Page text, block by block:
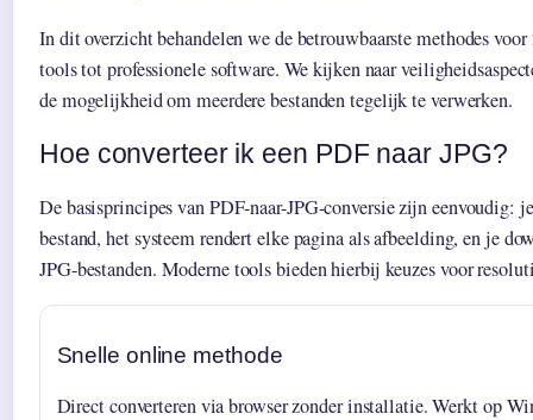
In dit overzicht behandelen we de betrouwbaarste methodes
tools tot professionele software. We kijken naar
de mogelijkheid om meerdere bestanden tegelijk te verwerken.
Hoe converteer ik een PDF naar JPG?
De basisprincipes van PDF-naar-JPG-conversie zijn eenvoudig:
bestand, het systeem rendert elke pagina als afbeelding, en je
JPG-bestanden. Moderne tools bieden hierbij keuzes voor
Snelle online methode
Direct converteren via browser zonder installatie. Werkt op